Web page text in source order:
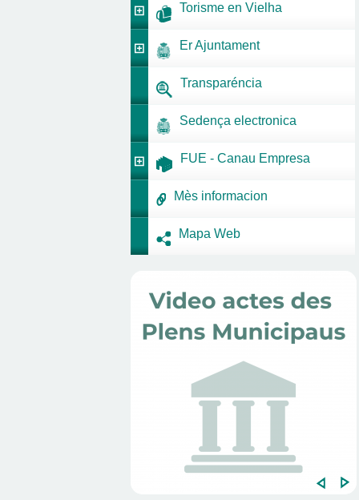
Torisme en Vielha
Er Ajuntament
Transparéncia
Sedença electronica
FUE - Canau Empresa
Mès informacion
Mapa Web